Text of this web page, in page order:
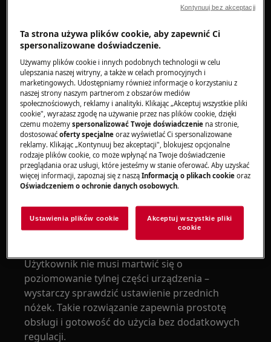
Rozwiązanie
Jak wypoziomować pralkę ładowaną od
góry?
Pralki ładowane od góry to urządzenia o
specjalnej konstrukcji, w których tylne nóżki nie
dają się wypoziomować ani wyregulować. W
przeciwieństwie do pralek ładowanych od
frontu, posiadających regulowane nóżki,
konstrukcja pralek ładowanych od góry jest
poziomicy.
Dzięki temu bęben pralki wiruje równomiernie,
Użytkownik nie musi martwić się o
poziomowanie tylnej części urządzenia –
wystarczy sprawdzić ustawienie przednich
nóżek. Takie rozwiązanie zapewnia prostotę
obsługi i gotowość do użycia bez dodatkowych
regulacji.
Ta strona używa plików cookie, aby zapewnić Ci
spersonalizowane doświadczenie.
Używamy plików cookie i innych podobnych technologii w celu
ulepszania naszej witryny, a także w celach promocyjnych i
marketingowych. Udostępniamy również informacje o korzystaniu z
naszej strony naszym partnerom z obszarów mediów
społecznościowych, reklamy i analityki. Klikając „Akceptuj wszystkie pliki
cookie", wyrażasz zgodę na używanie przez nas plików cookie, dzięki
czemu możemyspersonalizować Twoje doświadczenie na stronie,
dostosowaćoferty specjalne oraz wyświetlać Ci spersonalizowane
reklamy. Klikając „Kontynuuj bez akceptacji", blokujesz opcjonalne
rodzaje plików cookie, co może wpłynąć na Twoje doświadczenie
przeglądania oraz usługi, które jesteśmy w stanie oferować. Aby uzyskać
więcej informacji, zapoznaj się z nasząInformacją o plikach cookie oraz
Oświadczeniem o ochronie danych osobowych.
Ustawienia plików cookie
Akceptuj wszystkie pliki
cookie
Kontynuuj bez akceptacji